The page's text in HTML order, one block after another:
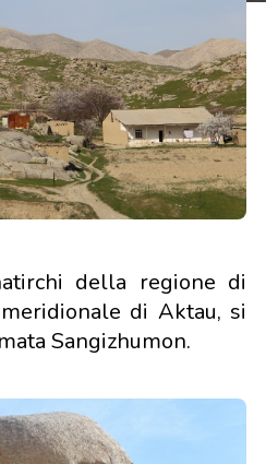
della regione di
di Aktau, si
Sangizhumon.